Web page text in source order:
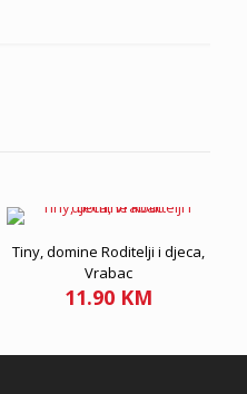
Tiny, domine Roditelji i djeca,
Vrabac
11.90 KM